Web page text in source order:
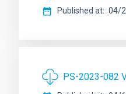
Published at 04/
PS-2023-082